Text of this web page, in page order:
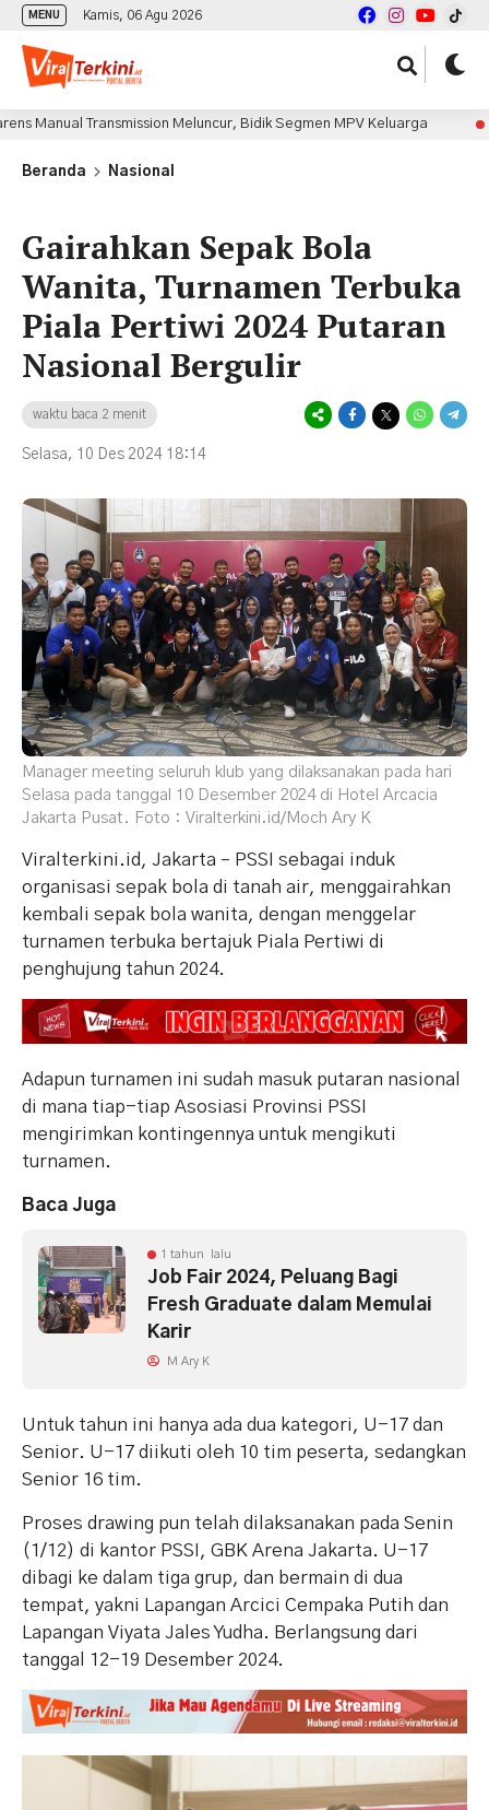
MENU Kamis, 06 Agu 2026
Meluncur, Bidik Segmen MPV Keluarga 10 jam lalu
Beranda Nasional
Gairahkan Sepak Bola
Wanita, Turnamen Terbuka
Piala Pertiwi 2024 Putaran
Nasional Bergulir
waktu baca 2 menit
Selasa, 10 Des 2024 18:14
Manager meeting seluruh klub yang dilaksanakan pada hari
Selasa pada tanggal 10 Desember 2024 di Hotel Arcacia
Jakarta Pusat. Foto : Viralterkini.id/Moch Ary K
Viralterkini.id, Jakarta – PSSI sebagai induk
organisasi sepak bola di tanah air, menggairahkan
kembali sepak bola wanita, dengan menggelar
turnamen terbuka bertajuk Piala Pertiwi di
penghujung tahun 2024.
Adapun turnamen ini sudah masuk putaran nasional
di mana tiap-tiap Asosiasi Provinsi PSSI
mengirimkan kontingennya untuk mengikuti
turnamen.
Baca Juga
1 tahun lalu
Job Fair 2024, Peluang Bagi
Fresh Graduate dalam Memulai
Karir
M Ary K
Untuk tahun ini hanya ada dua kategori, U-17 dan
Senior. U-17 diikuti oleh 10 tim peserta, sedangkan
Senior 16 tim.
Proses drawing pun telah dilaksanakan pada Senin
(1/12) di kantor PSSI, GBK Arena Jakarta. U-17
dibagi ke dalam tiga grup, dan bermain di dua
tempat, yakni Lapangan Arcici Cempaka Putih dan
Lapangan Viyata Jales Yudha. Berlangsung dari
tanggal 12-19 Desember 2024.